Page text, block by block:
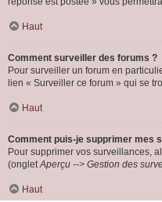
Haut
Comment surveiller des forums ?
Pour surveiller un forum en
lien « Surveiller ce forum » qui se
Haut
Comment puis-je supprimer mes
Pour supprimer vos surveillances,
(ongletAperçu --> Gestion des
Haut